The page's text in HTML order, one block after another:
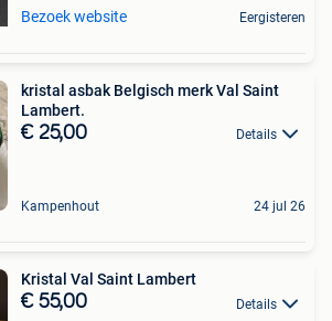
Bezoek website Eergisteren
kristal asbak Belgisch merk Val Saint
Lambert.
€ 25,00 Details
Kampenhout 24 jul 26
Kristal Val Saint Lambert
€ 55,00 Details